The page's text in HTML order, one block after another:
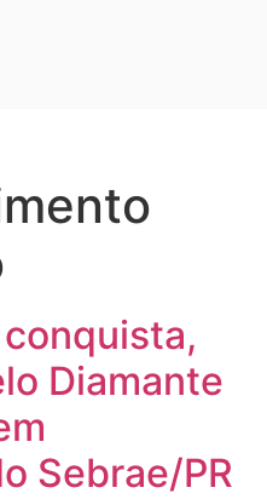
Diamante
Sebrae/PR